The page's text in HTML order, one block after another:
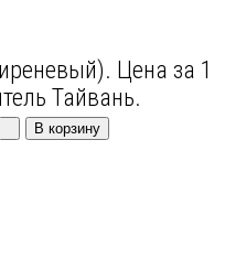
Цена за 1
Тайвань.